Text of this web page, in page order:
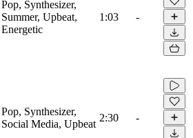
Pop, Synthesizer,
Summer, Upbeat,
Energetic
1:03 -
Pop, Synthesizer,
Social Media, Upbeat
2:30 -